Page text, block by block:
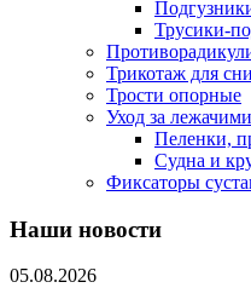
Трусики-
Трикотаж для
Трости опорные
Уход за
Пеленки,
Судна и
Фиксаторы
Наши новости
05.08.2026